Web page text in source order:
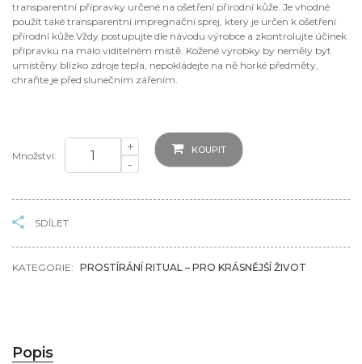
transparentní přípravky určené na ošetření přírodní kůže. Je vhodné
použít také transparentní impregnační sprej, který je určen k ošetření
přírodní kůže.Vždy postupujte dle návodu výrobce a zkontrolujte účinek
přípravku na málo viditelném místě. Kožené výrobky by neměly být
umístěny blízko zdroje tepla, nepokládejte na ně horké předměty,
chraňte je před slunečním zářením.
Množství:
+
-
KOUPIT
SDÍLET
KATEGORIE: PROSTÍRÁNÍ RITUAL – PRO KRÁSNĚJŠÍ ŽIVOT
Popis